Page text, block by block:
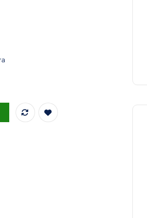
fekete 3000K IP65 - 8219 mennyiség